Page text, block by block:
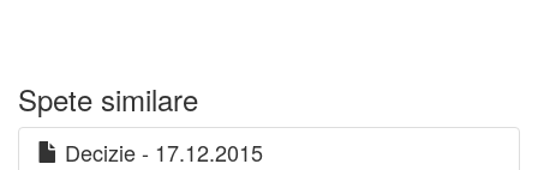
Spete similare
Decizie - 17.12.2015